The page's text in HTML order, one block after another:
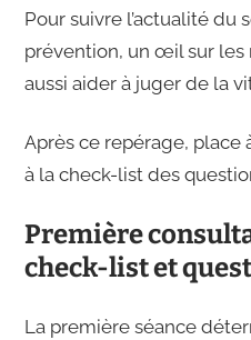
Pour suivre l’actualité du
prévention, un œil sur les
aussi aider à juger de la
Après ce repérage,
à la check-list des
Première
check-list et
La première séance